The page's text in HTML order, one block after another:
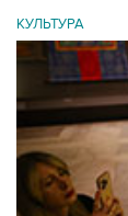
КУЛЬТУРА